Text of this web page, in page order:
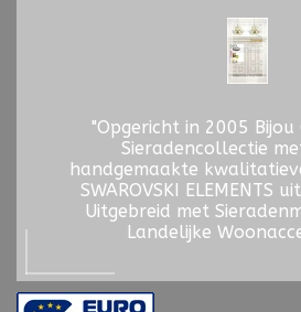
"Opgericht in 2005 Bijou
Sieradencollectie
handgemaakte
SWAROVSKI ELEMENTS
Uitgebreid met
Landelijke